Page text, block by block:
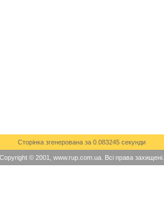
Сторінка згенерована за 0.083245 секунди
Copyright © 2001, www.rup.com.ua. Всі права захищені.